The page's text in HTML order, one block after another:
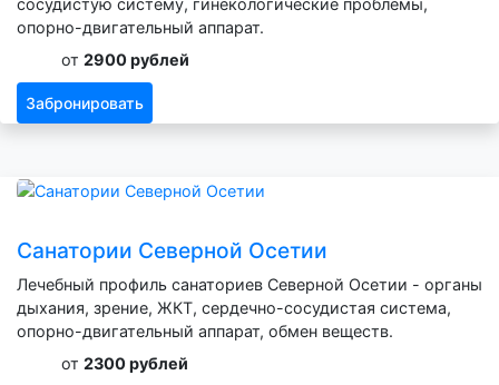
сосудистую систему, гинекологические проблемы,
опорно-двигательный аппарат.
от 2900 рублей
Забронировать
Санатории Северной Осетии
Лечебный профиль санаториев Северной Осетии - органы
дыхания, зрение, ЖКТ, сердечно-сосудистая система,
опорно-двигательный аппарат, обмен веществ.
от 2300 рублей